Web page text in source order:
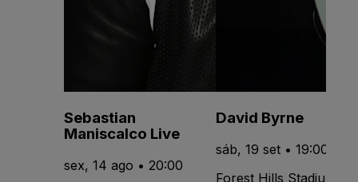
Sebastian
Maniscalco Live
sex, 14 ago • 20:00
David Byrne
sáb, 19 set • 19:00
Forest Hills Stadium